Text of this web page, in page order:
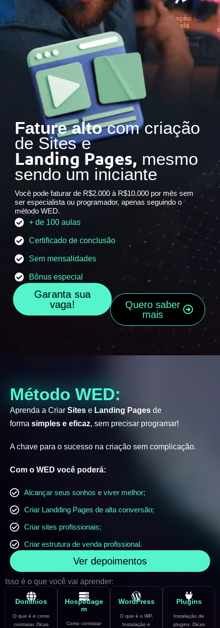
Fature altocom criação
de Sites e
Landing Pages, mesmo
sendo um iniciante
Você pode faturar de R$2.000 à R$10.000 por mês sem
ser especialista ou programador, apenas seguindo o
método WED.
+ de 100 aulas
Certificado de conclusão
Sem mensalidades
Bônus especial
Garanta sua
vaga!
Quero saber
mais
Método WED:
Aprenda a Criar Sites e Landing Pages de
forma simples e eficaz, sem precisar programar!
A chave para o sucesso na criação sem complicação.
Com o WED você poderá:
Alcançar seus sonhos e viver melhor;
Criar Landding Pages de alta conversão;
Criar sites profissionais;
Criar estrutura de venda profissional.
Ver depoimentos
Isso é o que você vai aprender:
Domínios
O que é e como
contratar. Dicas
Hospedage
m
Como contratar
WordPress
O que é o WP,
Instalação e
Plugins
Instalação de
plugins. Dicas